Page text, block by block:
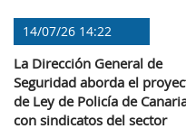
14/07/26 14:22
La Dirección General de
Seguridad aborda el
de Ley de Policía de
con sindicatos del sector